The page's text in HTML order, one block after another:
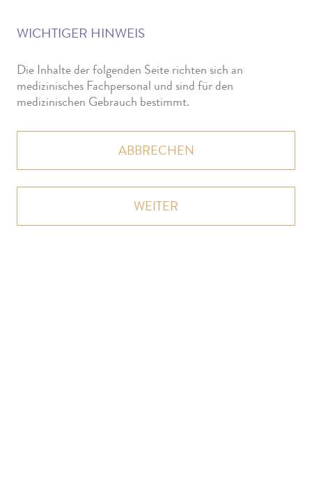
FACHINFORMATION
WICHTIGER HINWEIS
Die Inhalte der folgenden Seite richten sich an
medizinisches Fachpersonal und sind für den
medizinischen Gebrauch bestimmt.
ABBRECHEN
WEITER